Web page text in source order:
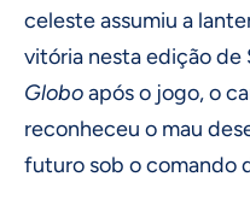
celeste assumiu a
vitória nesta edição de
Globoapós o jogo, o
reconheceu o mau
futuro sob o comando